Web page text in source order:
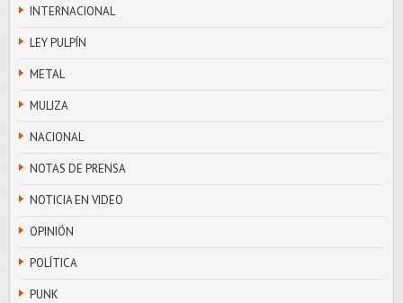
INTERNACIONAL
LEY PULPÍN
METAL
MULIZA
NACIONAL
NOTAS DE PRENSA
NOTICIA EN VIDEO
OPINIÓN
POLÍTICA
PUNK